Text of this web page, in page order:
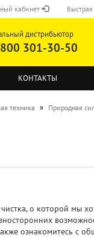
кабинет
дистрибьютор
301-30-50
КОНТАКТЫ
техника » Природная
о которой мы
ознакомитесь с